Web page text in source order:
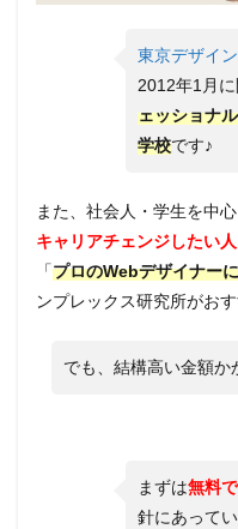
東京デザイ
2012年1月に
ェッショナ
学校です♪
また、社会人・学生を中
キャリアチェンジしたい
「プロのWebデザイナー
ンプレックス研究所がお
でも、結構高い金額
まずは無料
針にあって